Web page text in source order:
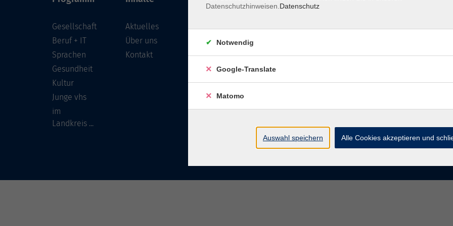
Gesellschaft
Beruf + IT
Sprachen
Gesundheit
Kultur
Junge vhs
im
Landkreis ...
Aktuelles
Über uns
Kontakt
96450 Coburg
info@vhs-coburg.de
Tel: 09561 8825-0
Datenschutzhinweisen. Datenschutz
Notwendig
Google-Translate
Matomo
Auswahl speichern Alle Cookies akzeptieren und